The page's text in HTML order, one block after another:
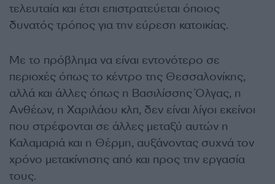
τελευταία και έτσι επιστρατεύεται όποιος
δυνατός τρόπος για την εύρεση κατοικίας.
Με το πρόβλημα να είναι εντονότερο σε
περιοχές όπως το κέντρο της Θεσσαλονίκης,
αλλά και άλλες όπως η Βασιλίσσης Όλγας, η
Ανθέων, η Χαριλάου κλπ, δεν είναι λίγοι εκείνοι
που στρέφονται σε άλλες μεταξύ αυτών η
Καλαμαριά και η Θέρμη, αυξάνοντας συχνά τον
χρόνο μετακίνησης από και προς την εργασία
τους.